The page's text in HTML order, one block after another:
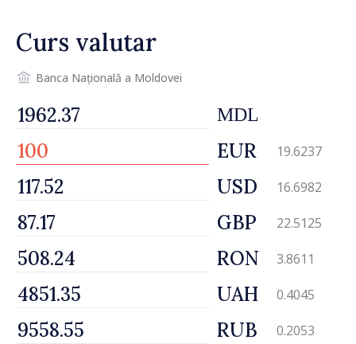
Curs valutar
Banca Națională a Moldovei
MDL
EUR 19.6237
USD 16.6982
GBP 22.5125
RON 3.8611
UAH 0.4045
RUB 0.2053